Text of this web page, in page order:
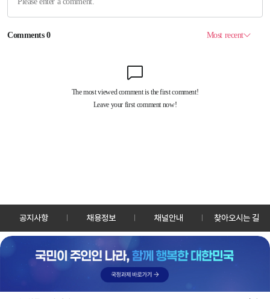
공지사항 채용정보 채널안내 찾아오시는 길
30128 세종특별자치시 정부2청사로 13 한국정책방송원 KTV
TEL: 044-204-8000
Copyrightⓒ KTV 국민방송 All Rights Reserved.